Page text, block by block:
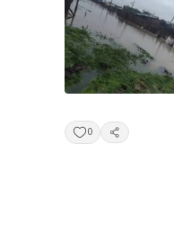
0
Compartir